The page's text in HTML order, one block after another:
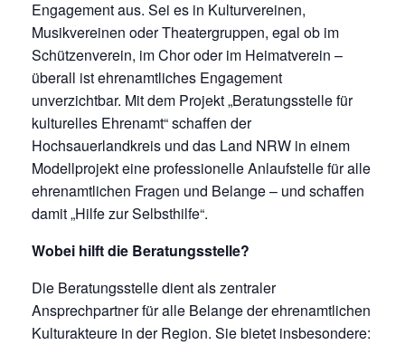
Engagement aus. Sei es in Kulturvereinen,
Musikvereinen oder Theatergruppen, egal ob im
Schützenverein, im Chor oder im Heimatverein –
überall ist ehrenamtliches Engagement
unverzichtbar. Mit dem Projekt „Beratungsstelle für
kulturelles Ehrenamt“ schaffen der
Hochsauerlandkreis und das Land NRW in einem
Modellprojekt eine professionelle Anlaufstelle für alle
ehrenamtlichen Fragen und Belange – und schaffen
damit „Hilfe zur Selbsthilfe“.
Wobei hilft die Beratungsstelle?
Die Beratungsstelle dient als zentraler
Ansprechpartner für alle Belange der ehrenamtlichen
Kulturakteure in der Region. Sie bietet insbesondere: